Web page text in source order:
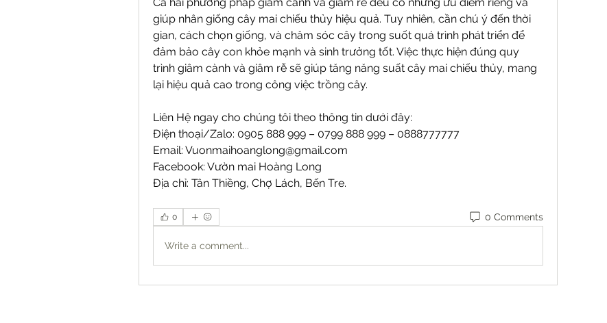
Cả hai phương pháp giâm cành và giâm rễ đều có những ưu điểm riêng và
giúp nhân giống cây mai chiếu thủy hiệu quả. Tuy nhiên, cần chú ý đến thời
gian, cách chọn giống, và chăm sóc cây trong suốt quá trình phát triển để
đảm bảo cây con khỏe mạnh và sinh trưởng tốt. Việc thực hiện đúng quy
trình giâm cành và giâm rễ sẽ giúp tăng năng suất cây mai chiếu thủy, mang
lại hiệu quả cao trong công việc trồng cây.
Liên Hệ ngay cho chúng tôi theo thông tin dưới đây:
Điện thoại/Zalo: 0905 888 999 – 0799 888 999 – 0888777777
Email: Vuonmaihoanglong@gmail.com
Facebook: Vườn mai Hoàng Long
Địa chỉ: Tân Thiềng, Chợ Lách, Bến Tre.
0 0 Comments
Write a comment...